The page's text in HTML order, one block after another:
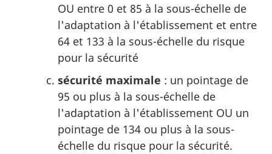
OU entre 0 et 85 à la sous-échelle de
l'adaptation à l'établissement et entre
64 et 133 à la sous-échelle du risque
pour la sécurité
sécurité maximale : un pointage de
95 ou plus à la sous-échelle de
l'adaptation à l'établissement OU un
pointage de 134 ou plus à la sous-
échelle du risque pour la sécurité.